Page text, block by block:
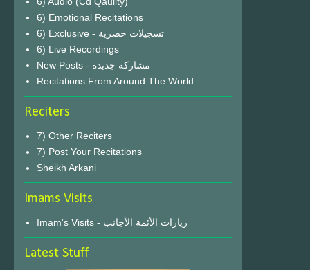
6) Emotional Recitations
6) Exclusive - تسجيلات حصرية
6) Live Recordings
New Posts - مشاركة جديدة
Recitations From Around The World
Reciters
7) Other Reciters
7) Post Your Recitations
Sheikh Arkani
Imams Visits
Imam's Visits - زيارات الأئمة الأجانب
Latest Stuff